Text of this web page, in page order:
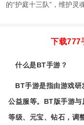
的“护庭十三队”，维护灵
下载777
什么是BT手游？
BT手游是指由游戏研
公益服等。BT版手游
等级、元宝、钻石，调